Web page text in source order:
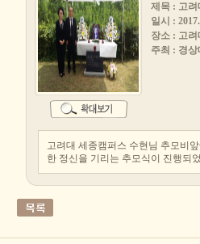
제목 : 고려
일시 :
장소 : 고
주최 : 경
고려대 세종캠퍼스 수현님 추모비
한 정신을 기리는 추모식이 진행되